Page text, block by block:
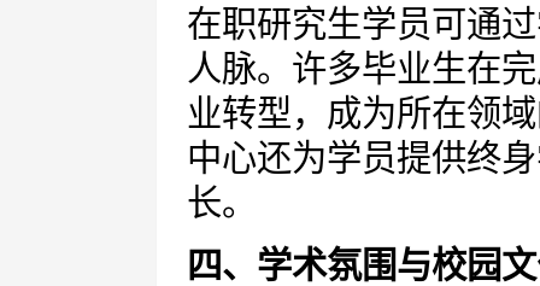
在职研究生学员可通
人脉。许多毕业生在
业转型，成为所在领
中心还为学员提供终
长。
四、学术氛围与校园